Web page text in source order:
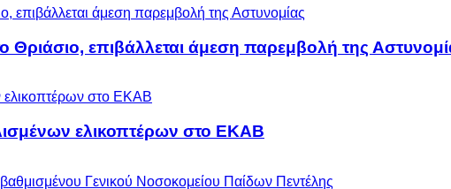
Θριάσιο, επιβάλλεται άμεση παρεμβολή της
ελικοπτέρων στο ΕΚΑΒ